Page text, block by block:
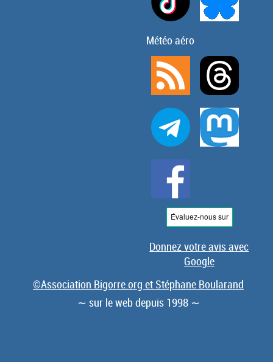
Météo aéro
Donnez votre avis avec
Google
©Association Bigorre.org et Stéphane Boularand
∼ sur le web depuis 1998 ∼